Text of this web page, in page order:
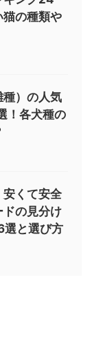
の種類や
種）の人気
！各犬種の
安くて安全
の見分け
選と選び方